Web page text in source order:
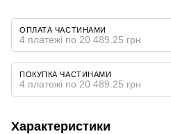
ОПЛАТА ЧАСТИНАМИ
4 платежі по 20 489.25 грн
ПОКУПКА ЧАСТИНАМИ
4 платежі по 20 489.25 грн
Характеристики